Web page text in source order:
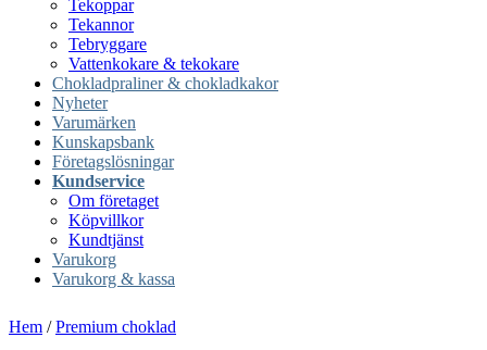
Tekoppar
Tekannor
Tebryggare
Vattenkokare & tekokare
Chokladpraliner & chokladkakor
Nyheter
Varumärken
Kunskapsbank
Företagslösningar
Kundservice
Om företaget
Köpvillkor
Kundtjänst
Varukorg
Varukorg & kassa
Hem /Premium choklad